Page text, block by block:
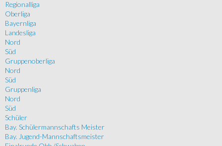
Regionalliga
Oberliga
Bayernliga
Landesliga
Nord
Süd
Gruppenoberliga
Nord
Süd
Gruppenliga
Nord
Süd
Schüler
Bay. Schülermannschafts Meister
Bay. Jugend-Mannschaftsmeister